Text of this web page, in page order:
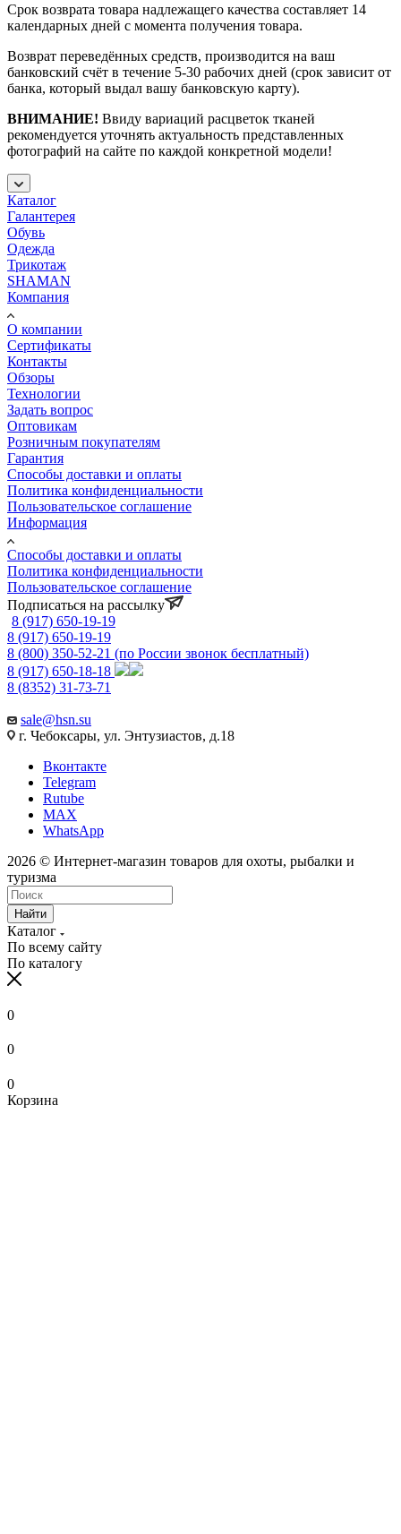
Срок возврата товара надлежащего качества составляет 14
календарных дней с момента получения товара.
Возврат переведённых средств, производится на ваш
банковский счёт в течение 5-30 рабочих дней (срок зависит от
банка, который выдал вашу банковскую карту).
ВНИМАНИЕ! Ввиду вариаций расцветок тканей
рекомендуется уточнять актуальность представленных
фотографий на сайте по каждой конкретной модели!
Каталог
Галантерея
Обувь
Одежда
Трикотаж
SHAMAN
Компания
О компании
Сертификаты
Контакты
Обзоры
Технологии
Задать вопрос
Оптовикам
Розничным покупателям
Гарантия
Способы доставки и оплаты
Политика конфиденциальности
Пользовательское соглашение
Информация
Способы доставки и оплаты
Политика конфиденциальности
Пользовательское соглашение
Подписаться на рассылку
8 (917) 650-19-19
8 (917) 650-19-19
8 (800) 350-52-21 (по России звонок бесплатный)
8 (917) 650-18-18
8 (8352) 31-73-71
sale@hsn.su
г. Чебоксары, ул. Энтузиастов, д.18
Вконтакте
Telegram
Rutube
MAX
WhatsApp
2026 © Интернет-магазин товаров для охоты, рыбалки и
туризма
Найти
Каталог
По всему сайту
По каталогу
0
0
0
Корзина